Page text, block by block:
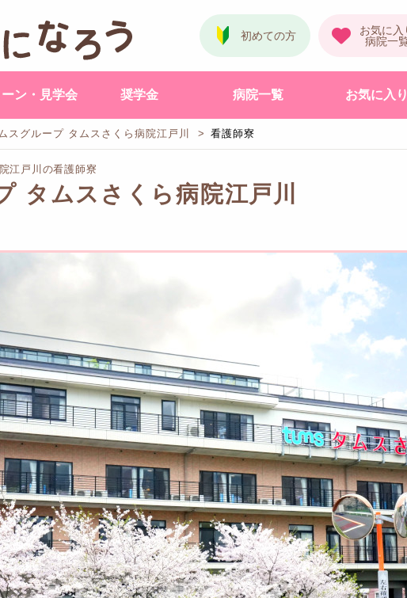
ン・見学会 奨学金 病院一覧 お気に入り
スグループ タムスさくら病院江戸川 看護師寮
江戸川の看護師寮
タムスさくら病院江戸川